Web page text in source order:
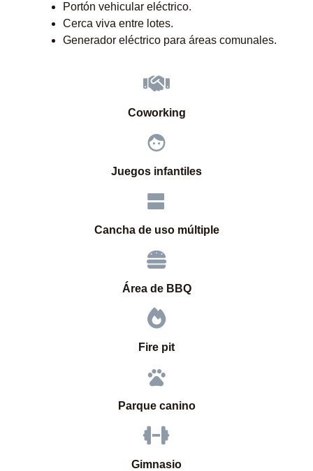
Portón vehicular eléctrico.
Cerca viva entre lotes.
Generador eléctrico para áreas comunales.
Coworking
Juegos infantiles
Cancha de uso múltiple
Área de BBQ
Fire pit
Parque canino
Gimnasio